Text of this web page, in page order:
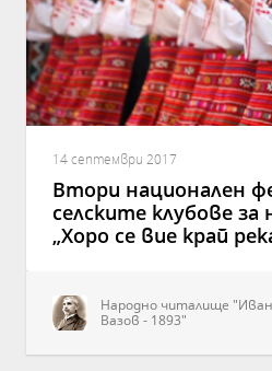
14 септември 2017
Втори национален
селските клубове за
„Хоро се вие край
Народно читалище "Иван
Вазов - 1893"